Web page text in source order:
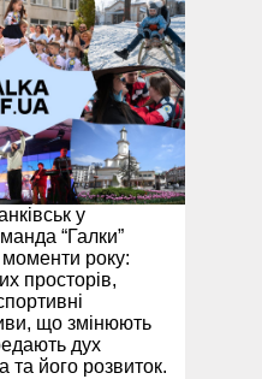
у
“Галки”
моменти року:
просторів,
що змінюють
дух
та його розвиток.